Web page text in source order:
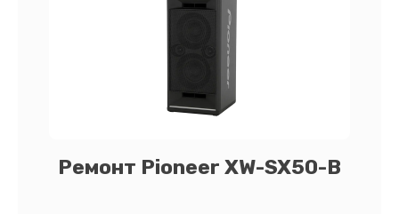
Ремонт Pioneer XW-SX50-B